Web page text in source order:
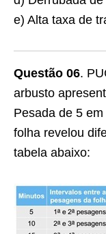
e) Alta taxa de
Questão 06.
arbusto
Pesada de 5
folha revelou
tabela abaixo: